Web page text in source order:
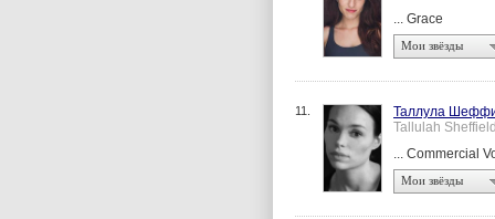
... Grace
Мои звёзды
11.
Таллула
Tallulah Sheffield
... Commercial
Мои звёзды